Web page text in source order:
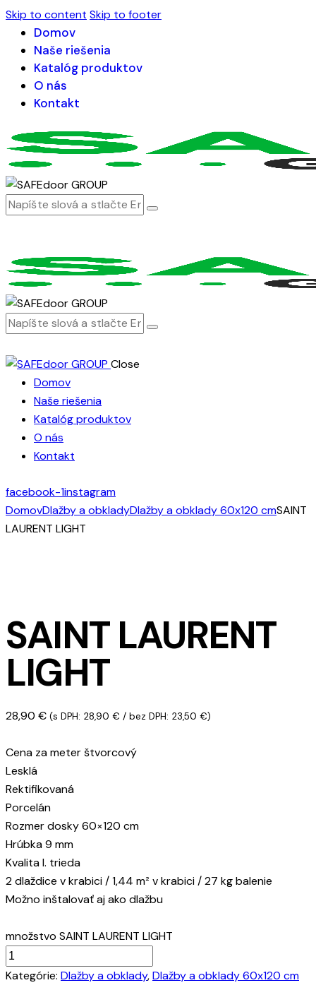
Skip to content Skip to footer
Domov
Naše riešenia
Katalóg produktov
O nás
Kontakt
Close
Domov
Naše riešenia
Katalóg produktov
O nás
Kontakt
facebook-1instagram
DomovDlažby a obkladyDlažby a obklady 60x120 cmSAINT
LAURENT LIGHT
SAINT LAURENT
LIGHT
28,90 € (s DPH: 28,90 € / bez DPH: 23,50 €)
Cena za meter štvorcový
Lesklá
Rektifikovaná
Porcelán
Rozmer dosky 60×120 cm
Hrúbka 9 mm
Kvalita I. trieda
2 dlaždice v krabici / 1,44 m² v krabici / 27 kg balenie
Možno inštalovať aj ako dlažbu
množstvo SAINT LAURENT LIGHT
Kategórie: Dlažby a obklady,Dlažby a obklady 60x120 cm